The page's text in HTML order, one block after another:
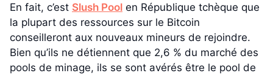
En fait, c’est Slush Pool en République tchèque que
la plupart des ressources sur le Bitcoin
conseilleront aux nouveaux mineurs de rejoindre.
Bien qu’ils ne détiennent que 2,6 % du marché des
pools de minage, ils se sont avérés être le pool de